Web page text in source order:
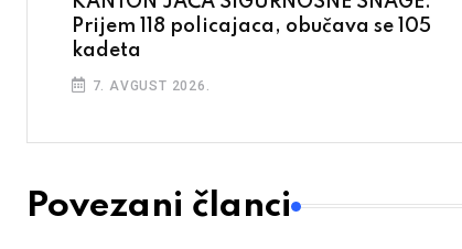
Prijem 118 policajaca, obučava se 105
kadeta
7. AVGUST 2026.
Povezani članci